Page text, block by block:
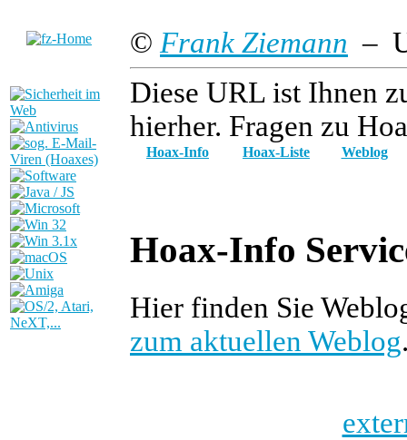
© Frank Ziemann –
Diese URL ist Ihnen
hierher. Fragen zu
Hoax-Info Hoax-Liste Weblog
Hoax-Info
Hier finden Sie
zum aktuellen Weblog